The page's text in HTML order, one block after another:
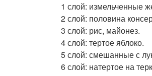
1 слой: измельченные
2 слой: половина
3 слой: рис, майонез.
4 слой: тертое яблоко.
5 слой: смешанные с
6 слой: натертое на